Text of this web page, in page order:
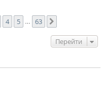
из
4 5 63
Перейти